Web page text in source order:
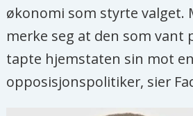
økonomi som styrte valget.
merke seg at den som vant
tapte hjemstaten sin mot en
opposisjonspolitiker, sier